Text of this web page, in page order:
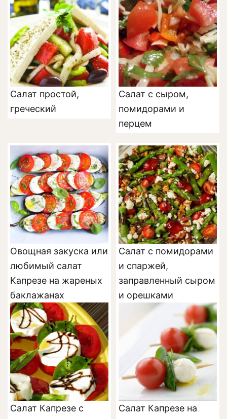
Салат простой,
греческий
Салат с сыром,
помидорами и
перцем
Овощная закуска или
любимый салат
Капрезе на жареных
баклажанах
Салат с помидорами
и спаржей,
заправленный сыром
и орешками
Салат Капрезе с
Салат Капрезе на